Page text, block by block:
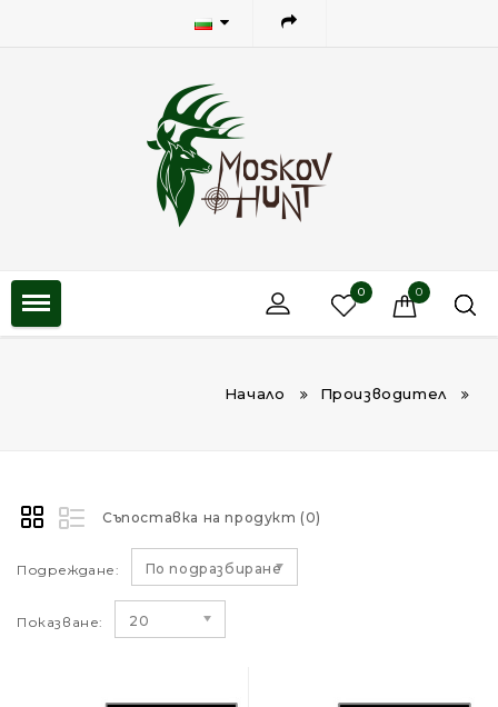
0 0
Начало Производител
Съпоставка на продукт (0)
Подреждане: По подразбиране
Показване: 20